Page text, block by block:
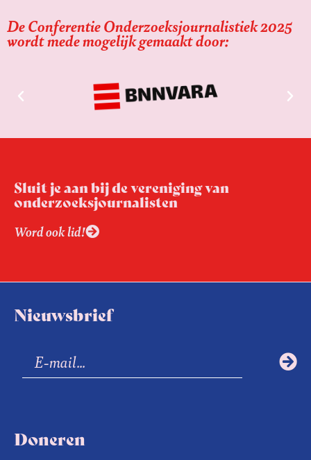
De Conferentie Onderzoeksjournalistiek 2025
wordt mede mogelijk gemaakt door:
Sluit je aan bij de vereniging van
onderzoeksjournalisten
Word ook lid!
Nieuwsbrief
Doneren